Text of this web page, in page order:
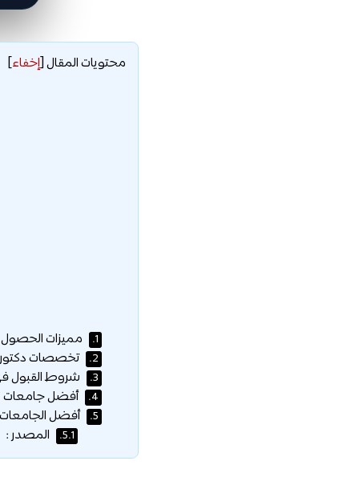
محتويات المقال[إخفاء]
1. مميزات الحصول
2. تخصصات
3. شروط القبول في
4. أفضل جامعات
5. أفضل الجامعات
5.1. المصدر :